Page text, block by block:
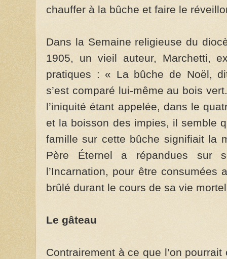
chauffer à la bûche et faire le
Dans la Semaine religieuse du
1905, un vieil auteur, Marchetti,
pratiques : « La bûche de Noël,
s’est comparé lui-même au bois
l’iniquité étant appelée, dans le
et la boisson des impies, il semble
famille sur cette bûche signifiait la
Père Éternel a répandues sur
l’Incarnation, pour être
brûlé durant le cours de sa vie
Le gâteau
Contrairement à ce que l’on